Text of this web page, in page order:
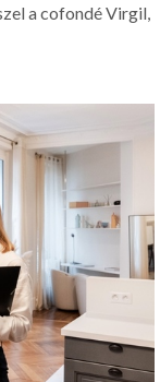
a cofondé Virgil,